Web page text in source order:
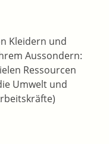
Kleidern und
Aussondern:
Ressourcen
Umwelt und